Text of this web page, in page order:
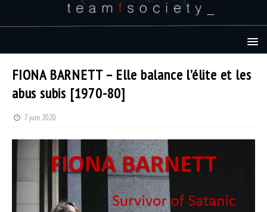
FIONA BARNETT – Elle balance l’élite et les
abus subis [1970-80]
7 juin 2020